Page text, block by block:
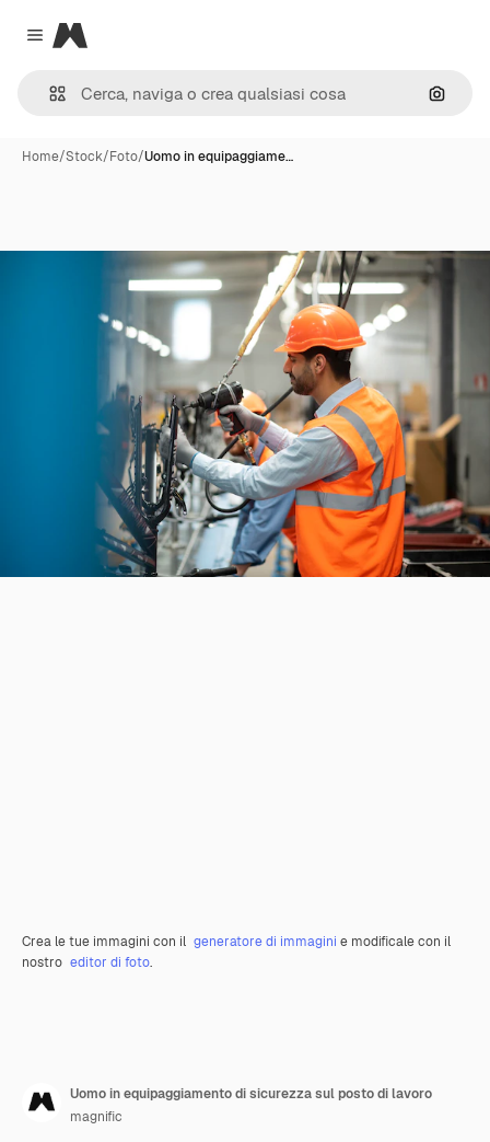
Close menu
Magnific
Cerca
Home/Stock/Foto/Uomo in equipaggiame…
Crea le tue immagini con il generatore di immagini e modificale con il
nostro editor di foto.
Uomo in equipaggiamento di sicurezza sul posto di lavoro
magnific